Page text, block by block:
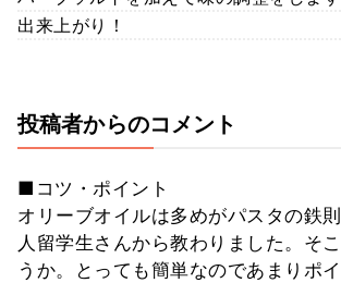
出来上がり！
投稿者からのコメント
■コツ・ポイント
オリーブオイルは多めがパスタの鉄
人留学生さんから教わりました。そ
うか。とっても簡単なのであまりポ